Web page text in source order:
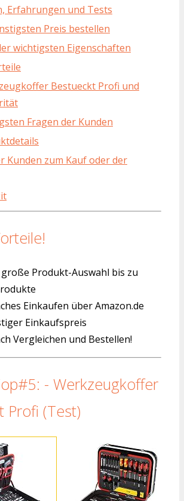
Erfahrungen und Tests
Preis bestellen
wichtigsten Eigenschaften
Bestueckt Profi und
Fragen der Kunden
Kunden zum Kauf oder der
Produkt-Auswahl bis zu
Einkaufen über Amazon.de
Einkaufspreis
Vergleichen und Bestellen!
- Werkzeugkoffer
Profi (Test)